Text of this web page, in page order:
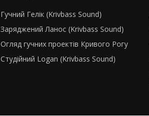
Гучний Гелік (Krivbass Sound)
Заряджений Ланос (Krivbass Sound)
Огляд гучних проектів Кривого Рогу
Студійний Logan (Krivbass Sound)